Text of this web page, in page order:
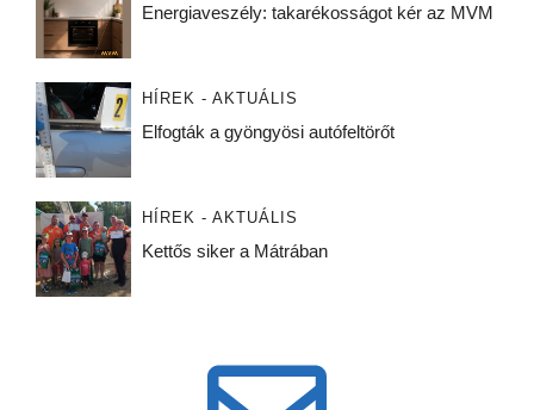
Energiaveszély: takarékosságot kér az MVM
HÍREK - AKTUÁLIS
Elfogták a gyöngyösi autófeltörőt
HÍREK - AKTUÁLIS
Kettős siker a Mátrában